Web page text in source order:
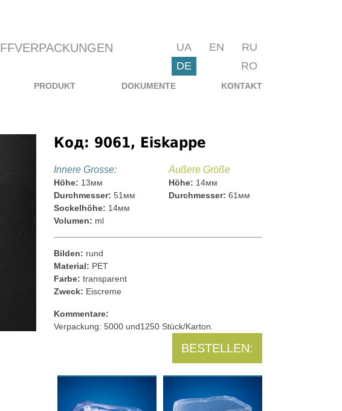
UA EN
RU
DE
RO
PRODUKT DOKUMENTE KONTAKT
Код: 9061, Eiskappe
Іnnere Grosse:
Höhe: 13мм
Durchmesser: 51мм
Sockelhöhe: 14мм
Volumen: ml
Äußere Größe
Höhe: 14мм
Durchmesser: 61мм
Bilden: rund
Material: PET
Farbe: transparent
Zweck: Eiscreme
Kommentare:
Verpackung: 5000 und1250 Stück/Karton.
BESTELLEN: